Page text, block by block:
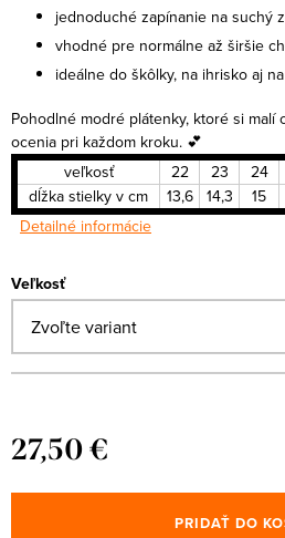
jednoduché zapínanie na suchý
vhodné pre normálne až širšie
ideálne do škôlky, na ihrisko aj
Pohodlné modré plátenky, ktoré si malí
ocenia pri každom kroku. 💕
veľkosť
22 23 24
dĺžka stielky v cm
13,6 14,3 15
Detailné informácie
Veľkosť
27,50 €
cena:
PRIDAŤ DO